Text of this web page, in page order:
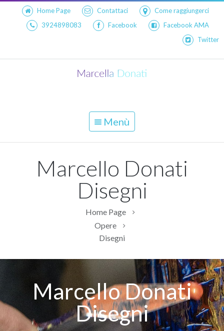
Home Page Contattaci
Come raggiungerci
3924898083
Facebook
Facebook AMA
Twitter
Menù
Marcello Donati
Disegni
Home Page
Opere
Disegni
Marcello Donati
Disegni